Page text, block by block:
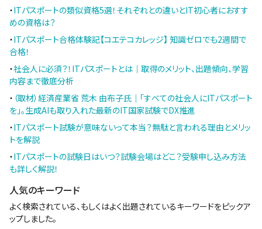
・ITパスポートの類似資格5選！それぞれとの違いとIT初心者におすす
めの資格は？
・ITパスポート合格体験記【コエテコカレッジ】 知識ゼロでも2週間で
合格！
・社会人に必須？！ITパスポートとは｜取得のメリット、出題傾向、学習
内容まで徹底分析
・ （取材）経済産業省 荒木 由布子氏｜「すべての社会人にITパスポート
を」。生成AIも取り入れた最新のIT国家試験でDX推進
・ITパスポート試験が意味ないって本当？無駄と言われる理由とメリッ
トを解説
・ITパスポートの試験日はいつ？試験会場はどこ？受験申し込み方法
も詳しく解説！
人気のキーワード
よく検索されている、もしくはよく出題されているキーワードをピックア
ップしました。